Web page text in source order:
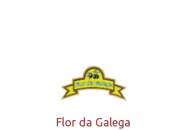
Flor da Galega